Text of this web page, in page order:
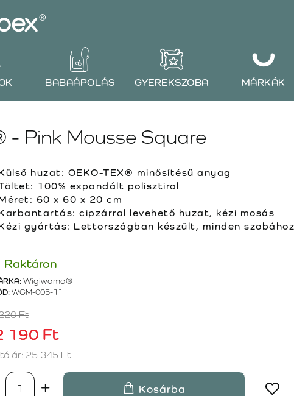
BABAÁPOLÁS GYEREKSZOBA MÁRKÁK
Pink Mousse Square
huzat: OEKO-TEX® minősítésű anyag
100% expandált polisztirol
60 x 60 x 20 cm
cipzárral levehető huzat, kézi mosás
gyártás: Lettországban készült, minden
Raktáron
Wigiwama®
WGM-005-11
190 Ft
Ft
ár: 25 345 Ft
Kosárba